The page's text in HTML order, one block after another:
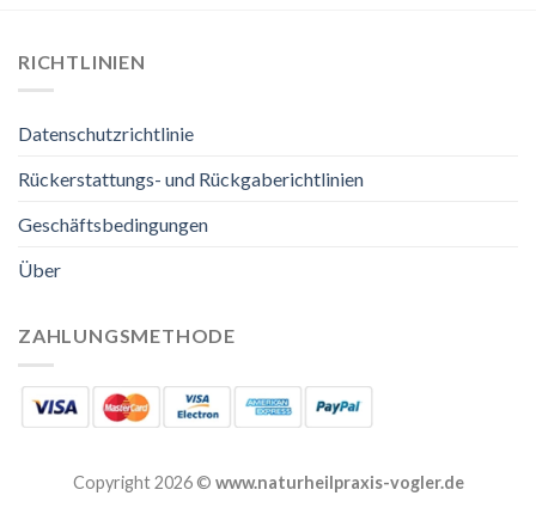
RICHTLINIEN
Datenschutzrichtlinie
Rückerstattungs- und Rückgaberichtlinien
Geschäftsbedingungen
Über
ZAHLUNGSMETHODE
Copyright 2026 © www.naturheilpraxis-vogler.de